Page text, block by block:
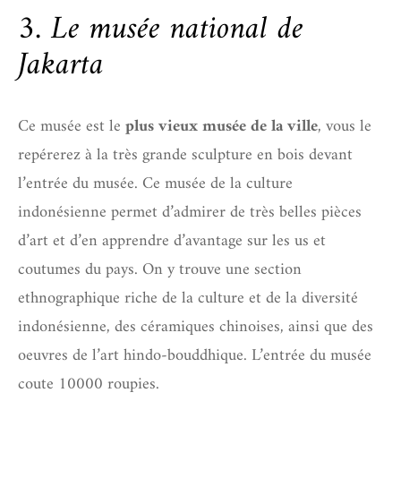
3. Le musée national de
Jakarta
Ce musée est leplus vieux musée de la ville, vous le
repérerez à la très grande sculpture en bois devant
l’entrée du musée. Ce musée de la culture
indonésienne permet d’admirer de très belles pièces
d’art et d’en apprendre d’avantage sur les us et
coutumes du pays. On y trouve une section
ethnographique riche de la culture et de la diversité
indonésienne, des céramiques chinoises, ainsi que des
oeuvres de l’art hindo-bouddhique. L’entrée du musée
coute 10000 roupies.